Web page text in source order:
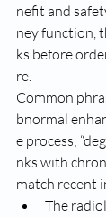
nefit and
ney function,
ks before
re.
Common
bnormal
e process;
nks with
match recent
The